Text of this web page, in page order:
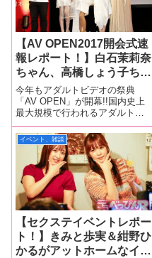
【AV OPEN2017開会式速
報レポート！】白石茉莉奈
ちゃん、高橋しょう子ちゃ
ん、橋本ありなちゃんが
堂々の開会宣言！ 三上悠
亜ちゃんも大注目の史上最
大AVフェスティバルが開
幕！
今年もアダルトビデオの祭典
「AV OPEN」が開幕!!国内史上
最大規模で行われるアダルトビ
デオの祭典「AV OPEN」が2016
年に引き続き今年も開催される
ことが決定！ ７月12日、都内
で行われた「AV OPEN2017」の
開会式を速報でお
イベント、雑談
【セクステイベントレポー
ト！】きみと歩実＆紺野ひ
かるがアットホームなイタ